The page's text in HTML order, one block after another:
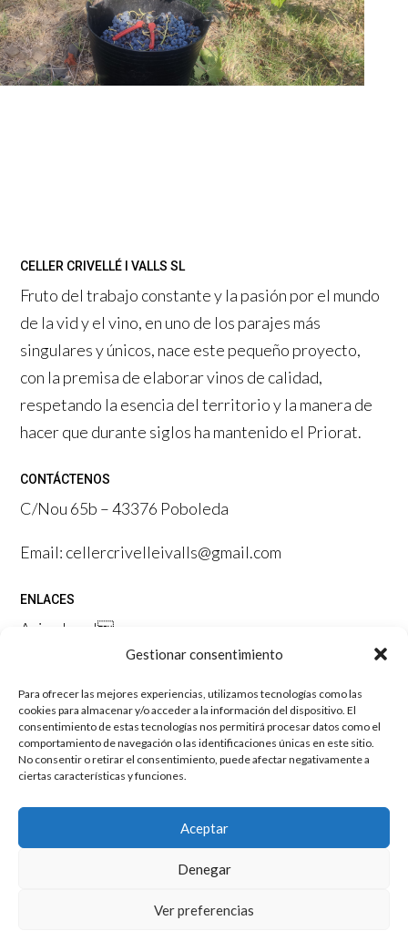
Gestionar consentimiento
Para ofrecer las mejores experiencias, utilizamos tecnologías como las
cookies para almacenar y/o acceder a la información del dispositivo. El
consentimiento de estas tecnologías nos permitirá procesar datos como el
comportamiento de navegación o las identificaciones únicas en este sitio.
No consentir o retirar el consentimiento, puede afectar negativamente a
ciertas características y funciones.
Aceptar
Denegar
Ver preferencias
CELLER CRIVELLÉ I VALLS SL
Fruto del trabajo constante y la pasión por el mundo
de la vid y el vino, en uno de los parajes más
singulares y únicos, nace este pequeño proyecto,
con la premisa de elaborar vinos de calidad,
respetando la esencia del territorio y la manera de
hacer que durante siglos ha mantenido el Priorat.
CONTÁCTENOS
C/Nou 65b – 43376 Poboleda
Email: cellercrivelleivalls@gmail.com
ENLACES
Aviso legal
Política de privacidad
Condiciones de compra
Mussara.com – Agencia de Marketing